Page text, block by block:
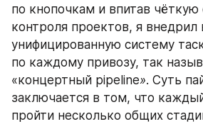
по кнопочкам и впитав чёткую
контроля проектов, я внедрил
унифицированную систему
по каждому привозу, так
«концертный pipeline». Суть
заключается в том, что
пройти несколько общих